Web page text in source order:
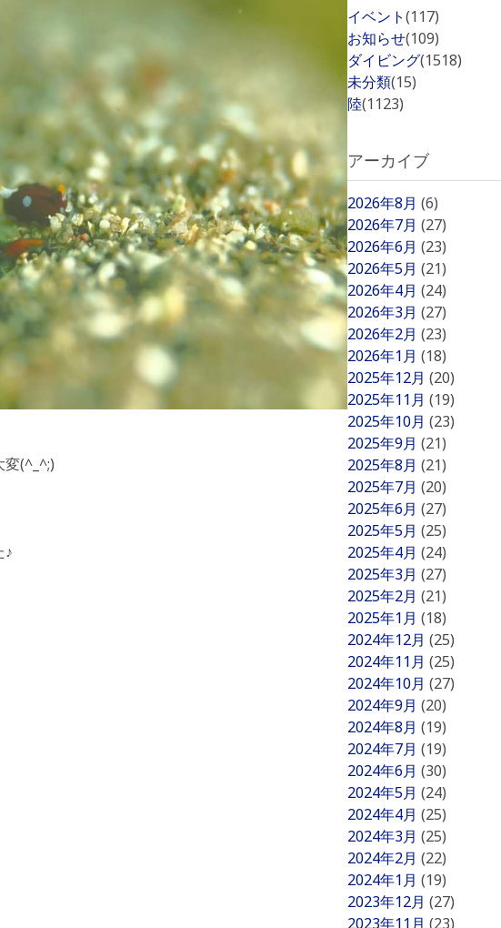
(^_^;)
♪
イベント(117)
お知らせ(109)
ダイビング(1518)
未分類(15)
陸(1123)
アーカイブ
2026年8月 (6)
2026年7月 (27)
2026年6月 (23)
2026年5月 (21)
2026年4月 (24)
2026年3月 (27)
2026年2月 (23)
2026年1月 (18)
2025年12月 (20)
2025年11月 (19)
2025年10月 (23)
2025年9月 (21)
2025年8月 (21)
2025年7月 (20)
2025年6月 (27)
2025年5月 (25)
2025年4月 (24)
2025年3月 (27)
2025年2月 (21)
2025年1月 (18)
2024年12月 (25)
2024年11月 (25)
2024年10月 (27)
2024年9月 (20)
2024年8月 (19)
2024年7月 (19)
2024年6月 (30)
2024年5月 (24)
2024年4月 (25)
2024年3月 (25)
2024年2月 (22)
2024年1月 (19)
2023年12月 (27)
2023年11月 (23)